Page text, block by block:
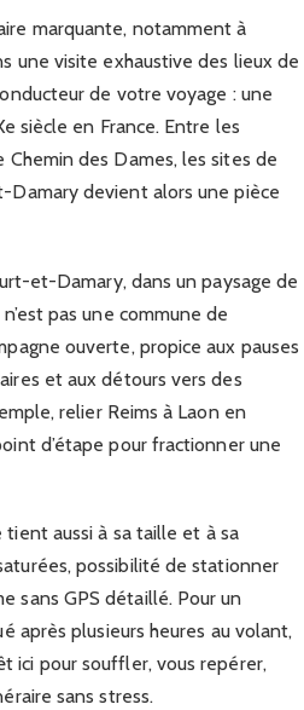
marquante, notamment à
une visite exhaustive des lieux de
de votre voyage : une
siècle en France. Entre les
des Dames, les sites de
Damary devient alors une pièce
et-Damary, dans un paysage de
pas une commune de
ouverte, propice aux pauses
et aux détours vers des
relier Reims à Laon en
d’étape pour fractionner une
aussi à sa taille et à sa
possibilité de stationner
sans GPS détaillé. Pour un
après plusieurs heures au volant,
ici pour souffler, vous repérer,
sans stress.